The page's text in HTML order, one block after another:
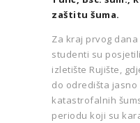
zaštitu šuma.
Za kraj prvog
studenti su
izletište Rujište,
do odredišta
katastrofalnih
periodu koji su